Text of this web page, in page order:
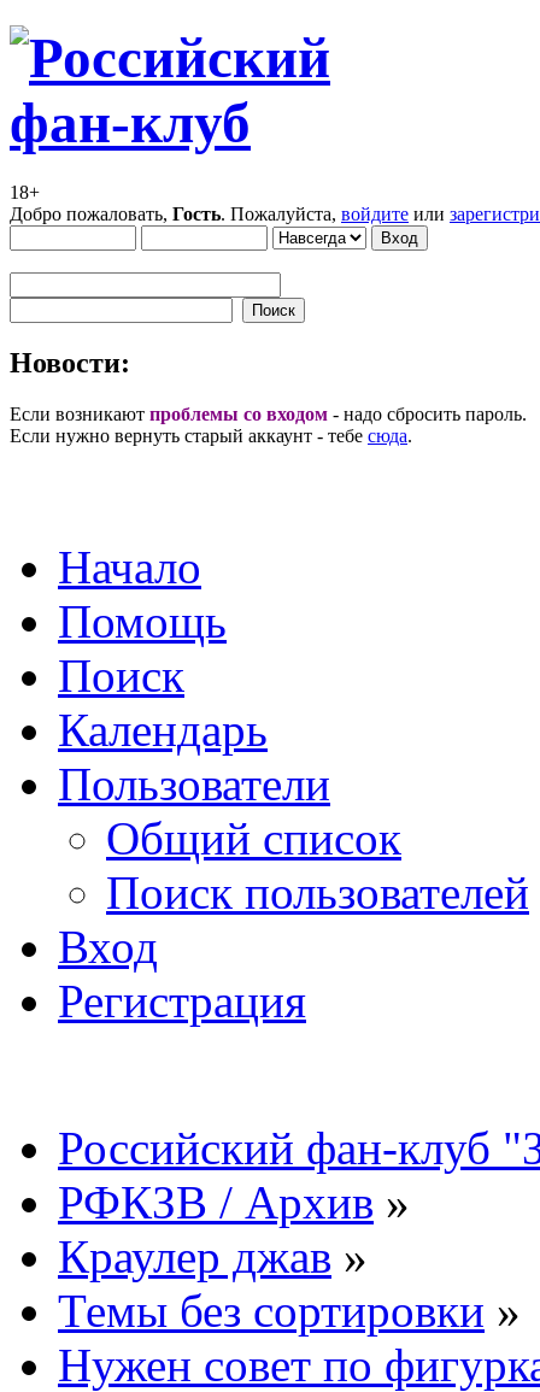
18+
Добро пожаловать, Гость. Пожалуйста, войдите или
Новости:
Если возникают проблемы со входом - надо сбросить пароль.
Если нужно вернуть старый аккаунт - тебе сюда.
Начало
Помощь
Поиск
Календарь
Пользователи
Общий список
Поиск пользователей
Вход
Регистрация
Российский фан-клуб
РФКЗВ / Архив »
Краулер джав »
Темы без сортировки »
Нужен совет по